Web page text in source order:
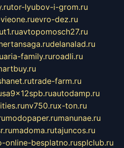
tor-lyubov-i-grom.ru
evro-dez.ru
avtopomosch27.ru
delanalad.ru
aria-family.ruroadli.ru
trade-farm.ru
autodamp.ru
nv750.rux-ton.ru
modopaper.rumanunae.ru
madoma.rutajuncos.ru
online-besplatno.rusplclub.ru